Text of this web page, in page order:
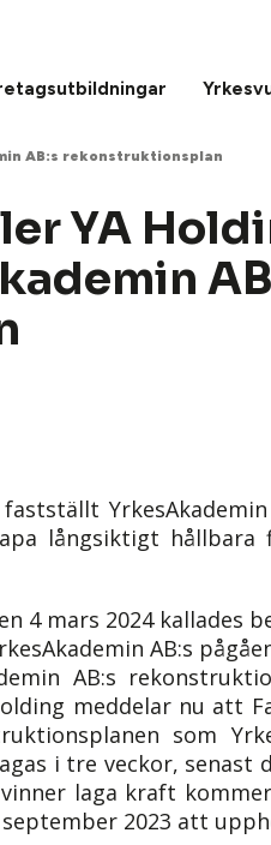
AB:s rekonstruktionsplan
YA
långsiktigt hållbara
4 mars 2024 kallades
AB:s
AB:s
meddelar nu att
som
i tre veckor, senast
laga kraft
2023 att